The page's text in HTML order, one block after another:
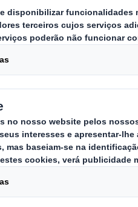
estratégia de
de soluções mais
multimaterial
DS Smith
recicláveis
Prémios Liderpack.
chassis de veículos